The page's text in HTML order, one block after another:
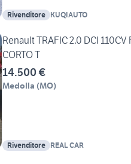
Rivenditore KUQIAUTO
Renault TRAFIC 2.0 DCI 110CV
CORTO T
14.500 €
Medolla (MO)
Rivenditore REAL CAR